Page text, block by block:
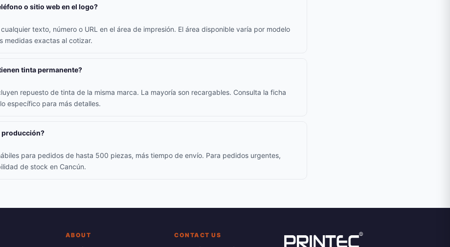
o sitio web en el logo?
texto, número o URL en el área de impresión. El área disponible varía por modelo
medidas exactas al cotizar.
tinta permanente?
repuesto de tinta de la misma marca. La mayoría son recargables. Consulta la ficha
específico para más detalles.
producción?
para pedidos de hasta 500 piezas, más tiempo de envío. Para pedidos urgentes,
de stock en Cancún.
ABOUT CONTACT US